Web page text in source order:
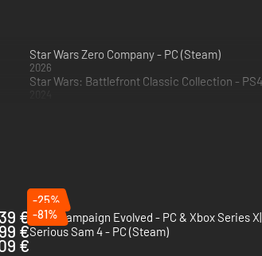
Star Wars Zero Company - PC (Steam)
2026
Star Wars: Battlefront Classic Collection -
€
-25%
Halo:
€
-81%
Serious Sam 4 - PC (Steam)
€